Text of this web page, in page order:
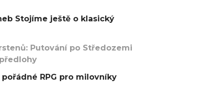
Stojíme ještě o klasický
Putování po Středozemi
RPG pro milovníky